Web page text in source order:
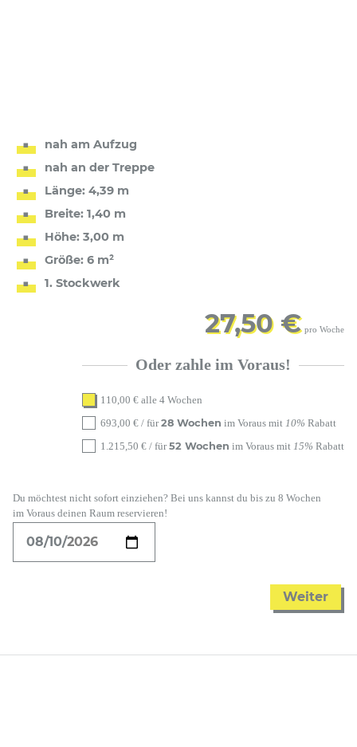
nah am Aufzug
nah an der Treppe
Länge: 4,39 m
Breite: 1,40 m
Höhe: 3,00 m
Größe: 6 m²
1. Stockwerk
27,50 € pro Woche
Oder zahle im Voraus!
110,00 € alle 4 Wochen
693,00 € / für28 Wochen im Voraus mit 10% Rabatt
1.215,50 € / für52 Wochen im Voraus mit 15% Rabatt
Du möchtest nicht sofort einziehen? Bei uns kannst du bis zu 8 Wochen
im Voraus deinen Raum reservieren!
Weiter